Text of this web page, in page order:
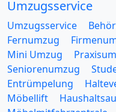
Umzugsservice
Umzugsservice
Fernumzug
Mini Umzug
Seniorenumzug
Entrümpelung
Möbellift